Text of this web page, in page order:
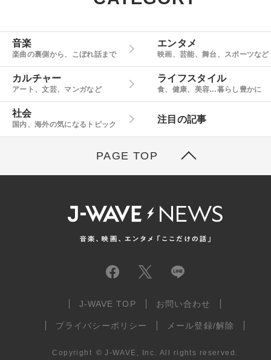
音楽
楽曲の裏側から、こぼれ話まで
エンタメ
映画、芸能、舞台、スポーツなど
カルチャー
アート、文芸、マンガなど
ライフスタイル
食、健康、美容…暮らし豊かに
社会
国内、海外の気になるトピック
注目の記事
PAGE TOP
J-WAVE TOP お問い合わせ
プライバシーポリシー メール登録/解除
Copyright © J-WAVE, Inc. All rights reserved.